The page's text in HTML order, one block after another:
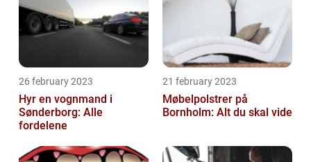
26 february 2023
Hyr en vognmand i
Sønderborg: Alle
fordelene
21 february 2023
Møbelpolstrer på
Bornholm: Alt du skal vide